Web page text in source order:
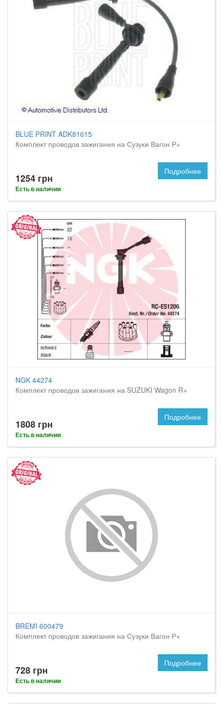
BLUE PRINT ADK81615
Комплект проводов зажигания на Сузуки Вагон Р+
1254 грн
Есть в наличии
Подробнее
NGK 44274
Комплект проводов зажигания на SUZUKI Wagon R+
1808 грн
Есть в наличии
Подробнее
BREMI 600479
Комплект проводов зажигания на Сузуки Вагон Р+
728 грн
Есть в наличии
Подробнее